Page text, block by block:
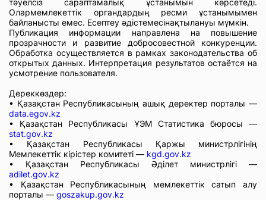
тәуелсіз сараптамалық ұстанымын көрсетеді.
Олармемлекеттік органдардың ресми ұстанымымен
байланысты емес. Есептеу әдістемесінақтылануы мүмкін.
Публикация информации направлена на повышение
прозрачности и развитие добросовестной конкуренции.
Обработка осуществляется в рамках законодательства об
открытых данных. Интерпретация результатов остаётся на
усмотрение пользователя.
Дереккөздер:
• Қазақстан Республикасының ашық деректер порталы —
data.egov.kz
• Қазақстан Республикасы ҰЭМ Статистика бюросы —
stat.gov.kz
• Қазақстан Республикасы Қаржы министрлігінің
Мемлекеттік кірістер комитеті — kgd.gov.kz
• Қазақстан Республикасы Әділет министрлігі —
adilet.gov.kz
• Қазақстан Республикасының мемлекеттік сатып алу
порталы — goszakup.gov.kz